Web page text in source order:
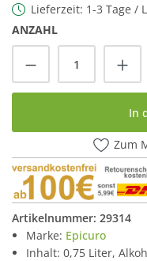
Lieferzeit: 1-3 Tage /
ANZAHL
Produkt
In
Zum
Artikelnummer: 29314
Marke: Epicuro
Inhalt: 0,75 Liter,